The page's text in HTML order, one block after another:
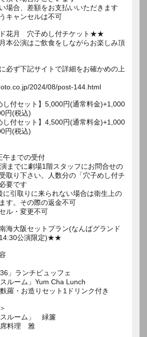
場合、差額をお支払いいただきます
キャンセルは不可
花月 穴子めし付チケット★★
本公演はご飲食をしながらお楽しみ頂
必ず下記サイトで詳細をお確かめの上
2024/08/post-144.html
し付セット】5,000円(通常料金)+1,000
円(税込)
し付セット】4,500円(通常料金)+1,000
円(税込)
までの受付
までに劇場1階スタッフにお問合せの
取り下さい。人数分の「穴子めし付チ
要です
引取りに来られない場合は衛生上の
す。その際の返金不可
ル・変更不可
大阪セットプラン(なんばグランド
公演限定)★★
」ランチビュッフェ
ルーム」Yum Cha Lunch
羅・お造りセット1ドリンク付き
スルーム」 緑簾
席料理 雅